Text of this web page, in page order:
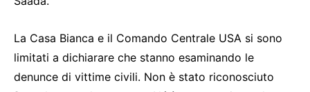
La Casa Bianca e il Comando Centrale USA si sono
limitati a dichiarare che stanno esaminando le
denunce di vittime civili. Non è stato riconosciuto